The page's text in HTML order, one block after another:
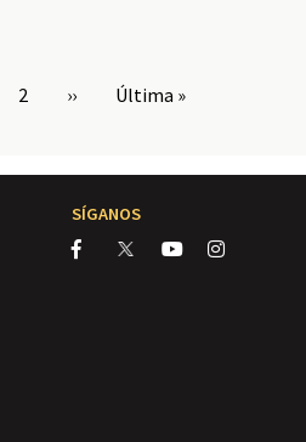
Page
2
Siguiente
››
Última
Última »
SÍGANOS